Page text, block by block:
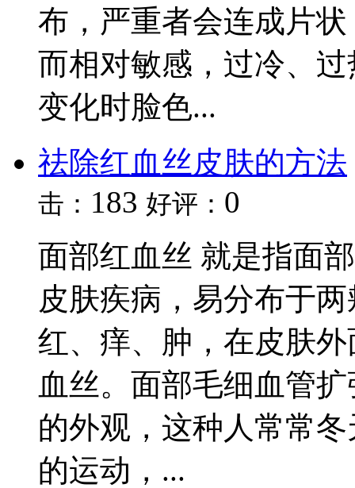
布，严重者会连成片
而相对敏感，过冷、
变化时脸色...
祛除红血丝皮肤的方法
击： 183 好评： 0
面部红血丝 就是指面
皮肤疾病，易分布于
红、痒、肿，在皮肤
血丝。面部毛细血管
的外观，这种人常常
的运动，...